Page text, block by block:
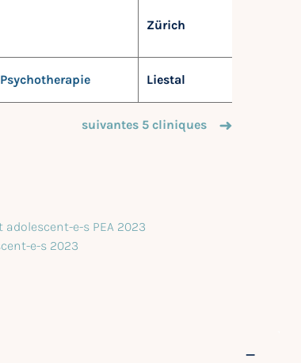
Zürich
Liestal
suivantes 5 cliniques
e-s PEA 2023
e-s 2023